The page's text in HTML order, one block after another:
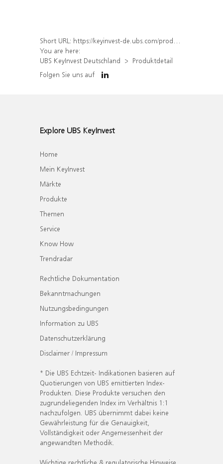
Short URL: https://keyinvest-de.ubs.com/produkt/detail/index/isin/DE000WA676Z7
You are here:
UBS KeyInvest Deutschland
Produktdetail
Folgen Sie uns auf
Explore UBS KeyInvest
Home
Mein KeyInvest
Märkte
Produkte
Themen
Service
Know How
Trendradar
Rechtliche Dokumentation
Bekanntmachungen
Nutzungsbedingungen
Information zu UBS
Datenschutzerklärung
Disclaimer / Impressum
* Die UBS Echtzeit- Indikationen basieren auf
Quotierungen von UBS emittierten Index-
Produkten. Diese Produkte versuchen den
zugrundeliegenden Index im Verhältnis 1:1
nachzufolgen. UBS übernimmt dabei keine
Gewährleistung für die Genauigkeit,
Vollständigkeit oder Angemessenheit der
angewandten Methodik.